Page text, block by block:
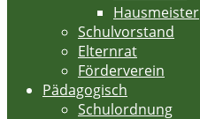
Hausmeister
Schulvorstand
Elternrat
Förderverein
Pädagogisch
Schulordnung